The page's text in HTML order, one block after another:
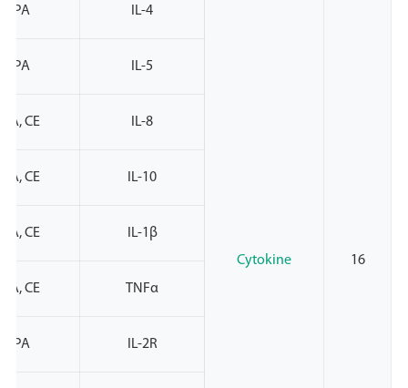
16
Cytokine
IL-4
IL-5
IL-8
CE
IL-10
CE
IL-1β
CE
TNFα
CE
IL-2R